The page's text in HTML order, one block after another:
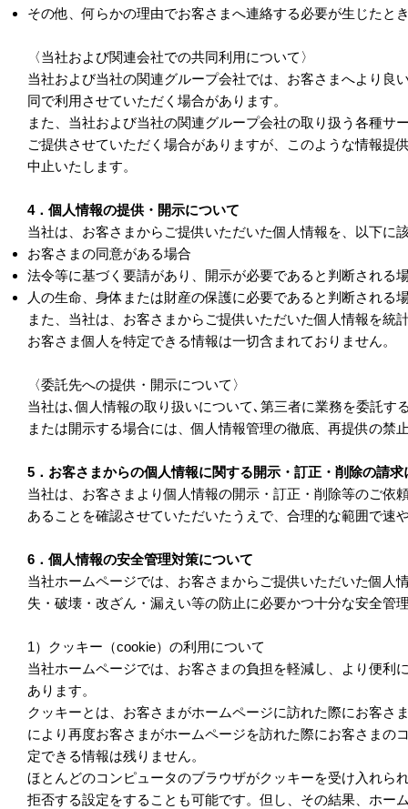
その他、何らかの理由でお客さまへ連絡する必要が生じたと
〈当社および関連会社での共同利用について〉
当社および当社の関連グループ会社では、お客さまへより
同で利用させていただく場合があります。
また、当社および当社の関連グループ会社の取り扱う各種
ご提供させていただく場合がありますが、このような情報
中止いたします。
4．個人情報の提供・開示について
当社は、お客さまからご提供いただいた個人情報を、以下
お客さまの同意がある場合
法令等に基づく要請があり、開示が必要であると判断される
人の生命、身体または財産の保護に必要であると判断される
また、当社は、お客さまからご提供いただいた個人情報を
お客さま個人を特定できる情報は一切含まれておりません。
〈委託先への提供・開示について〉
当社は､個人情報の取り扱いについて､第三者に業務を委託
または開示する場合には、個人情報管理の徹底、再提供の
5．お客さまからの個人情報に関する開示・訂正・削除の請求
当社は、お客さまより個人情報の開示・訂正・削除等のご
あることを確認させていただいたうえで、合理的な範囲で速
6．個人情報の安全管理対策について
当社ホームページでは、お客さまからご提供いただいた個
失・破壊・改ざん・漏えい等の防止に必要かつ十分な安全管
1）クッキー（cookie）の利用について
当社ホームページでは、お客さまの負担を軽減し、より便
あります。
クッキーとは、お客さまがホームページに訪れた際にお客
により再度お客さまがホームページを訪れた際にお客さま
定できる情報は残りません。
ほとんどのコンピュータのブラウザがクッキーを受け入れら
拒否する設定をすることも可能です。但し、その結果、ホー